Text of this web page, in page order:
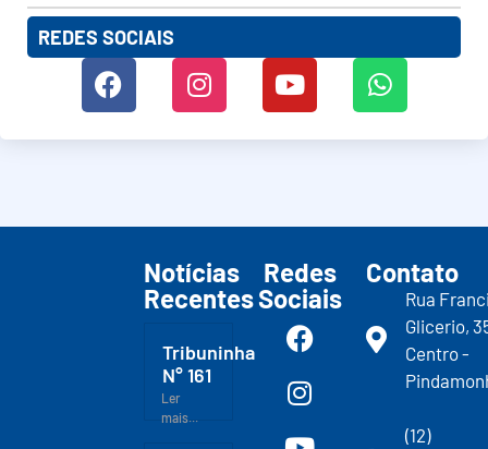
REDES SOCIAIS
Notícias
Recentes
Tribuninha
N° 161
Ler
mais...
Redes
Sociais
Contato
Rua
Glicerio,
Centro -
(12)